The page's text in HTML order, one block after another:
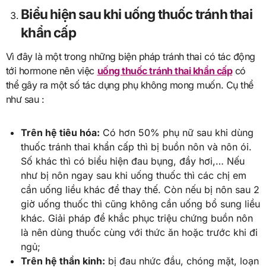
Biểu hiện sau khi uống thuốc tránh thai
khẩn cấp
Vì đây là một trong những biện pháp tránh thai có tác động
tới hormone nên việc uống thuốc tránh thai khẩn cấpcó
thể gây ra một số tác dụng phụ không mong muốn. Cụ thể
như sau :
Trên hệ tiêu hóa: Có hơn 50% phụ nữ sau khi dùng
thuốc tránh thai khẩn cấp thì bị buồn nôn và nôn ói.
Số khác thì có biểu hiện đau bụng, đầy hơi,… Nếu
như bị nôn ngay sau khi uống thuốc thì các chị em
cần uống liều khác để thay thế. Còn nếu bị nôn sau 2
giờ uống thuốc thì cũng không cần uống bổ sung liều
khác. Giải pháp để khắc phục triệu chứng buồn nôn
là nên dùng thuốc cùng với thức ăn hoặc trước khi đi
ngủ;
Trên hệ thần kinh: bị đau nhức đầu, chóng mặt, loạn